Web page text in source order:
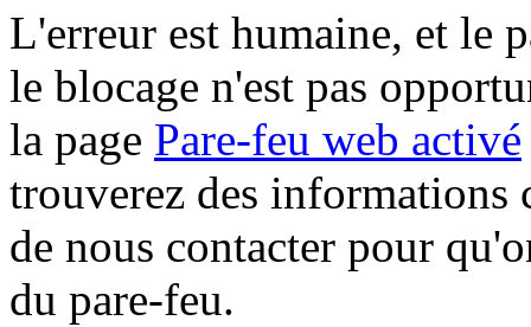
L'erreur est humaine, et le
le blocage n'est pas
la page Pare-feu web activé
trouverez des informations
de nous contacter pour
du pare-feu.